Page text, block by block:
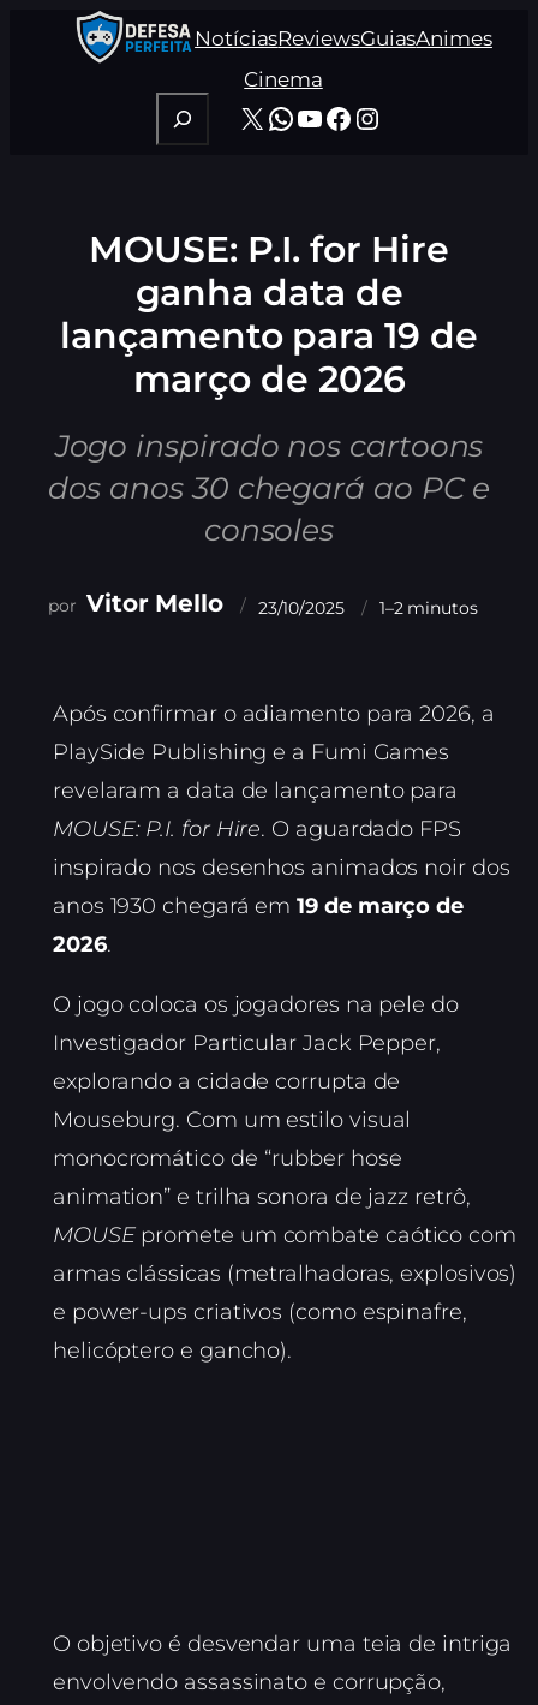
NotíciasReviewsGuiasAnimes
Cinema
Pesquisar
X WhatsApp
Youtube
Facebook
Instagram
MOUSE: P.I. for Hire
ganha data de
lançamento para 19 de
março de 2026
Jogo inspirado nos cartoons
dos anos 30 chegará ao PC e
consoles
Vitor Mello 23/10/2025 1–2 minutos
Após confirmar o adiamento para 2026, a
PlaySide Publishing e a Fumi Games
revelaram a data de lançamento para
MOUSE: P.I. for Hire. O aguardado FPS
inspirado nos desenhos animados noir dos
anos 1930 chegará em19 de março de
2026.
O jogo coloca os jogadores na pele do
Investigador Particular Jack Pepper,
explorando a cidade corrupta de
Mouseburg. Com um estilo visual
monocromático de “rubber hose
animation” e trilha sonora de jazz retrô,
MOUSEpromete um combate caótico com
armas clássicas (metralhadoras, explosivos)
e power-ups criativos (como espinafre,
helicóptero e gancho).
O objetivo é desvendar uma teia de intriga
envolvendo assassinato e corrupção,